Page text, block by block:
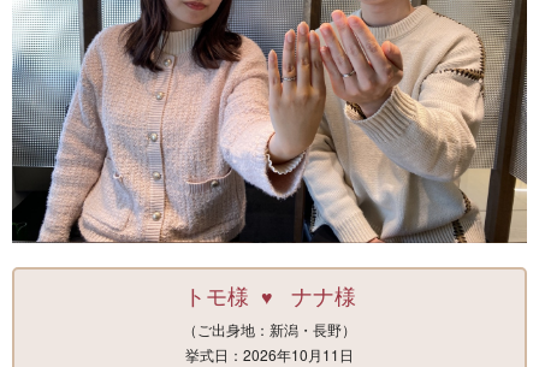
トモ様 ♥ ナナ様
（ご出身地：新潟・長野）
挙式日：2026年10月11日